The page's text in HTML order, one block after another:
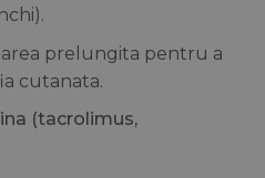
prelungita pentru a
cutanata.
(tacrolimus,